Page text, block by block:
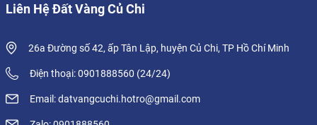
Liên Hệ Đất Vàng Củ Chi
26a Đường số 42, ấp Tân Lập, huyện Củ Chi, TP Hồ Chí Minh
Điện thoại: 0901888560 (24/24)
Email: datvangcuchi.hotro@gmail.com